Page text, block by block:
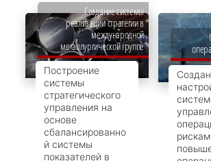
Создание системы
реализации стратегии в
международной
металлургической группе
Построение
системы
стратегического
управления на
основе
сбалансированно
й системы
показателей в